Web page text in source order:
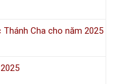
Cha cho năm 2025